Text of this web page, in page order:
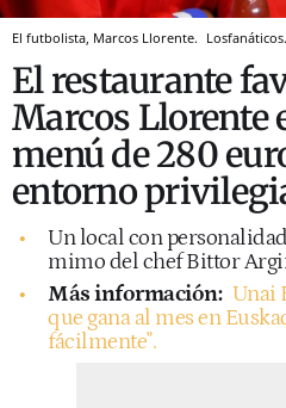
El futbolista, Marcos Llorente.
El restaurante
Marcos Llorente
menú de 280
entorno
Un local con
mimo del chef Bittor
Más información: Unai
que gana al mes en
fácilmente".